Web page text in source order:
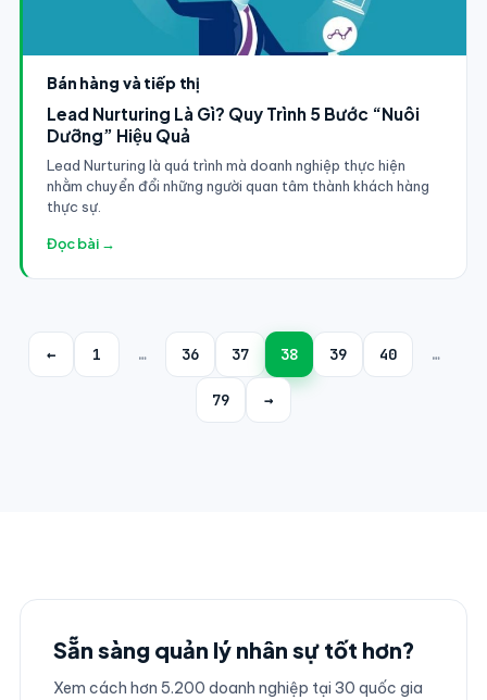
Bán hàng và tiếp thị
Lead Nurturing Là Gì? Quy Trình 5 Bước “Nuôi
Dưỡng” Hiệu Quả
Lead Nurturing là quá trình mà doanh nghiệp thực hiện
nhằm chuyển đổi những người quan tâm thành khách hàng
thực sự.
Đọc bài →
← 1 … 36 37 38 39 40 …
79 →
Sẵn sàng quản lý nhân sự tốt hơn?
Xem cách hơn 5.200 doanh nghiệp tại 30 quốc gia